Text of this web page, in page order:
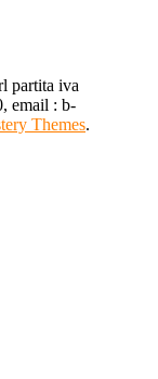
partita iva
email : b-
Themes.